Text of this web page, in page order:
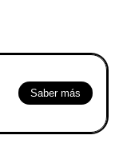
Saber más